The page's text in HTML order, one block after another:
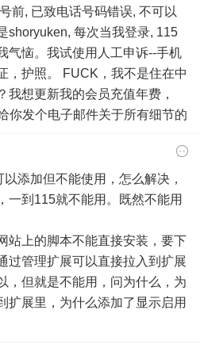
前, 已致电话号码错误, 不可以
shoryuken, 每次当我登录, 115
气恼。我试使用人工申诉--手机
，护照。 FUCK，我不是住在中
我想更新我的会员充值年费，
你发个电子邮件关于所有细节的
添加但不能使用，怎么解决，
一到115就不能用。既然不能用
站上的脚本不能直接安装，要下
过管理扩展可以直接拉入到扩展
，但就是不能用，问为什么，为
扩展里，为什么添加了显示启用